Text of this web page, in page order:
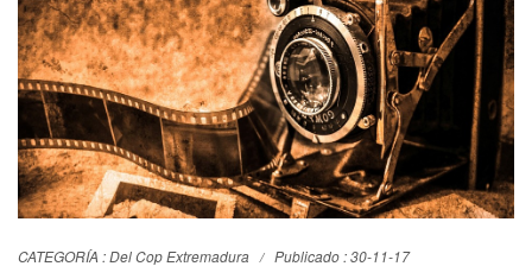
CATEGORÍA :Del Cop Extremadura Publicado : 30-11-17